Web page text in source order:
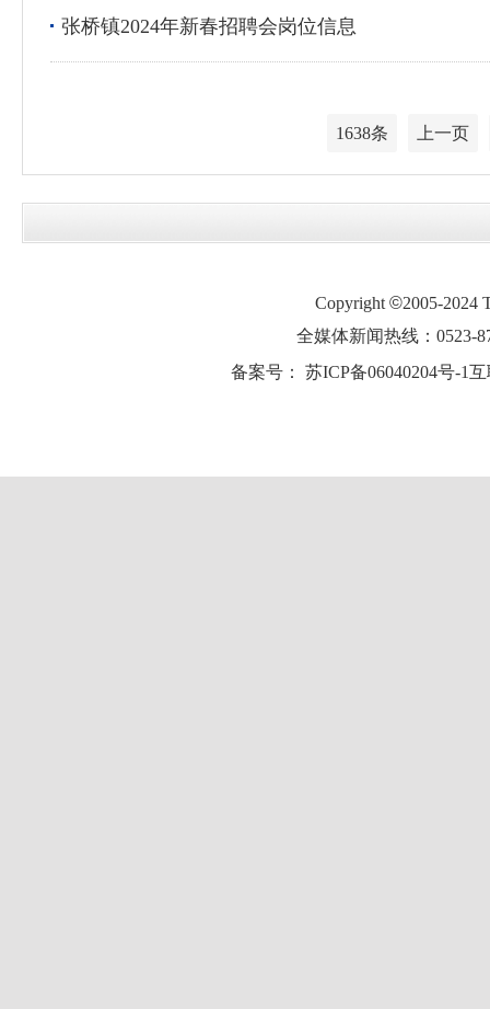
张桥镇2024年新春招聘会岗位信息
1638条 上一页
Copyright ©2005-2024
全媒体新闻热线：0523-
备案号： 苏ICP备06040204号-1互